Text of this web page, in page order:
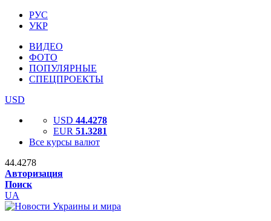
РУС
УКР
ВИДЕО
ФОТО
ПОПУЛЯРНЫЕ
СПЕЦПРОЕКТЫ
USD
USD 44.4278
EUR 51.3281
Все курсы валют
44.4278
Авторизация
Поиск
UA